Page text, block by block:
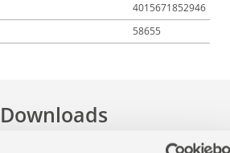
4015671852946
58655
Downloads